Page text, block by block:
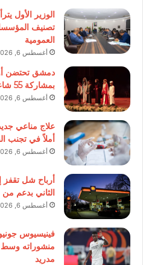
الوزير الأول
تصنيف
العمومية
أغسطس 6, 2026
دمشق تحتضن
بمشاركة 55 شاعراً من 16 دولة
أغسطس 6, 2026
علاج مناعي
أملاً في تجنب
أغسطس 6, 2026
الثاني بدعم من
أغسطس 6, 2026
فينيسيوس
منشوراته
مدريد